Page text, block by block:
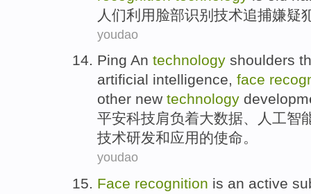
人们利用 脸部识别 技术追捕嫌疑
youdao
Ping An technology shoulders
artificial intelligence, face
other new technology
平安科技肩负着大数据、 人工智
技术研发和应用的使命。
youdao
Face recognition is an active